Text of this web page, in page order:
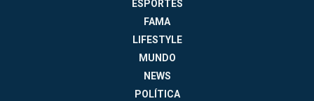
ESPORTES
FAMA
LIFESTYLE
MUNDO
NEWS
POLÍTICA